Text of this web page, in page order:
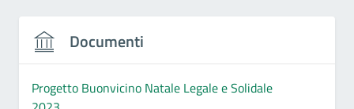
Documenti
Progetto Buonvicino Natale Legale e Solidale